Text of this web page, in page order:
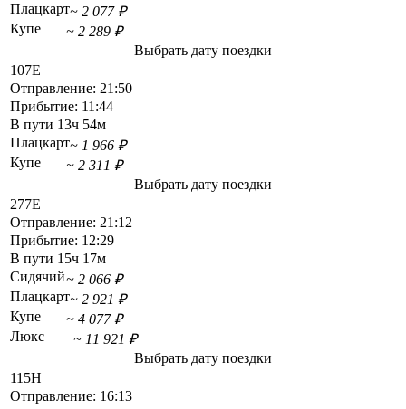
Плацкарт~ 2 077 ₽
Купе
~ 2 289 ₽
Выбрать дату поездки
107Е
Отправление: 21:50
Прибытие: 11:44
В пути 13ч 54м
Плацкарт~ 1 966 ₽
Купе
~ 2 311 ₽
Выбрать дату поездки
277Е
Отправление: 21:12
Прибытие: 12:29
В пути 15ч 17м
Сидячий~ 2 066 ₽
Плацкарт~ 2 921 ₽
Купе
~ 4 077 ₽
Люкс
~ 11 921 ₽
Выбрать дату поездки
115Н
Отправление: 16:13